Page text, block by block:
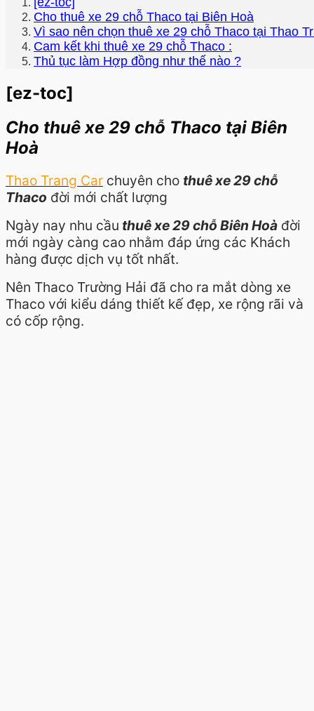
Cho thuê xe 29 chỗ Thaco tại Biên Hoà
Vì sao nên chọn thuê xe 29 chỗ Thaco tại Thao
Cam kết khi thuê xe 29 chỗ Thaco :
Thủ tục làm Hợp đồng như thế nào ?
[ez-toc]
Cho thuê xe 29 chỗ Thaco tại Biên
Hoà
Thao Trang Car chuyên cho thuê xe 29 chỗ
Thaco đời mới chất lượng
Ngày nay nhu cầu thuê xe 29 chỗ Biên Hoà đời
mới ngày càng cao nhằm đáp ứng các Khách
hàng được dịch vụ tốt nhất.
Nên Thaco Trường Hải đã cho ra mắt dòng xe
Thaco với kiểu dáng thiết kế đẹp, xe rộng rãi và
có cốp rộng.